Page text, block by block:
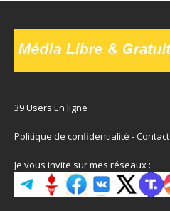
39 Users En ligne
Politique de confidentialité -Contact
Je vous invite sur mes réseaux :